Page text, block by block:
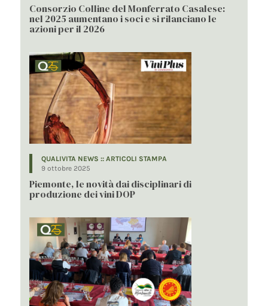
Consorzio Colline del Monferrato Casalese:
nel 2025 aumentano i soci e si rilanciano le
azioni per il 2026
QUALIVITA NEWS :: ARTICOLI STAMPA
9 ottobre 2025
Piemonte, le novità dai disciplinari di
produzione dei vini DOP